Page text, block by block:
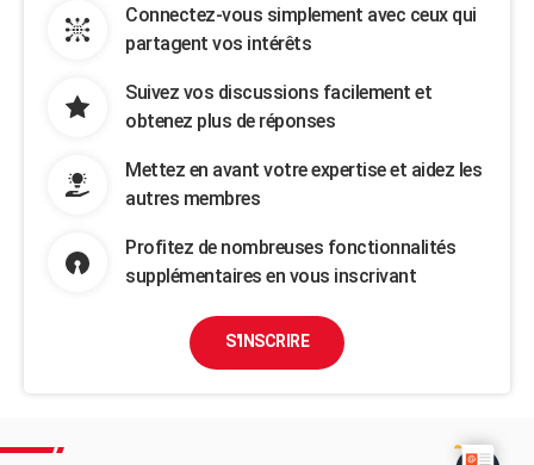
Connectez-vous simplement avec ceux qui
partagent vos intérêts
Suivez vos discussions facilement et
obtenez plus de réponses
Mettez en avant votre expertise et aidez les
autres membres
Profitez de nombreuses fonctionnalités
supplémentaires en vous inscrivant
S'INSCRIRE